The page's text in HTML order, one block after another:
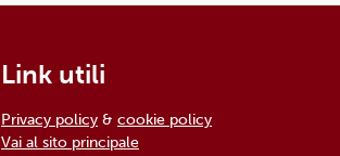
Link utili
Privacy policy & cookie policy
Vai al sito principale